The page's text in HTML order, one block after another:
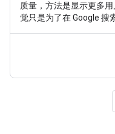
质量，方法是显示更多
觉只是为了在 Google 搜
一系列优质网站，包括